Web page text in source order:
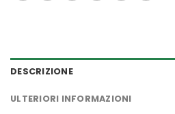
DESCRIZIONE
ULTERIORI INFORMAZIONI